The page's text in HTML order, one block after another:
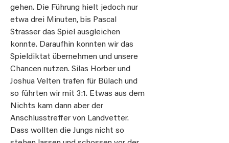
gehen. Die Führung hielt jedoch nur
etwa drei Minuten, bis Pascal
Strasser das Spiel ausgleichen
konnte. Daraufhin konnten wir das
Spieldiktat übernehmen und unsere
Chancen nutzen. Silas Horber und
Joshua Velten trafen für Bülach und
so führten wir mit 3:1. Etwas aus dem
Nichts kam dann aber der
Anschlusstreffer von Landvetter.
Dass wollten die Jungs nicht so